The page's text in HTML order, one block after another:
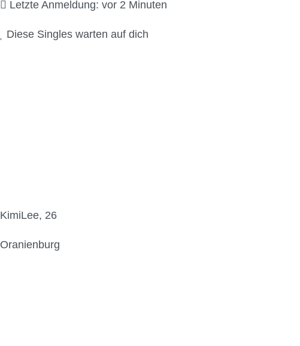
Letzte Anmeldung: vor 2 Minuten
Diese Singles warten auf dich
KimiLee, 26
Oranienburg